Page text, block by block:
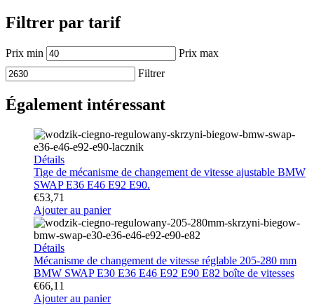
Filtrer par tarif
Prix min
Prix max
Filtrer
Également intéressant
Détails
Tige de mécanisme de changement de vitesse ajustable BMW
SWAP E36 E46 E92 E90.
€53,71
Ajouter au panier
Détails
Mécanisme de changement de vitesse réglable 205-280 mm
BMW SWAP E30 E36 E46 E92 E90 E82 boîte de vitesses
€66,11
Ajouter au panier